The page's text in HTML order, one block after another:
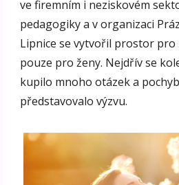
ve firemním i neziskovém
pedagogiky a v organizaci
Lipnice se vytvořil prostor
pouze pro ženy. Nejdřív se
kupilo mnoho otázek a
představovalo výzvu.